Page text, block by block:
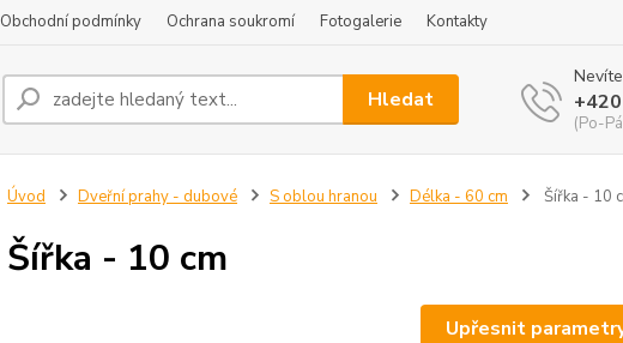
Obchodní podmínky Ochrana soukromí Fotogalerie Kontakty
Hledat
(Po-
Úvod Dveřní prahy - dubové S oblou hranou Délka - 60 cm Šířka - 10
Šířka - 10 cm
Upřesnit